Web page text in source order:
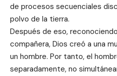
de procesos secuenciales
polvo de la tierra.
Después de eso,
compañera, Dios creó a una
un hombre. Por tanto, el
separadamente, no